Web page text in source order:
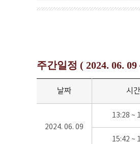
주간일정 ( 2024. 06. 09
날짜 시간
2024. 06. 09
13:28 ~
15:42 ~